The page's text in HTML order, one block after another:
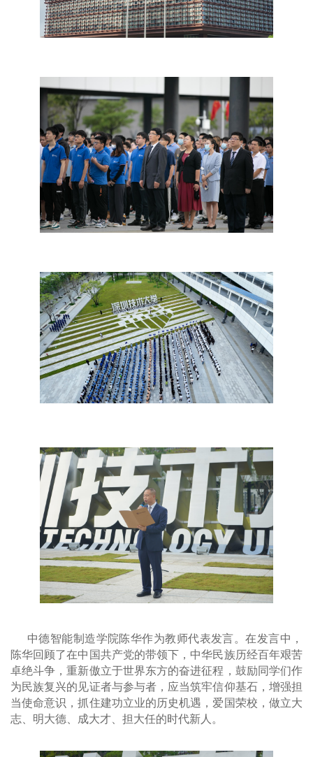
中德智能制造学院陈华作为教师代表发言。在发言中，
陈华回顾了在中国共产党的带领下，中华民族历经百年艰苦
卓绝斗争，重新傲立于世界东方的奋进征程，鼓励同学们作
为民族复兴的见证者与参与者，应当筑牢信仰基石，增强担
当使命意识，抓住建功立业的历史机遇，爱国荣校，做立大
志、明大德、成大才、担大任的时代新人。